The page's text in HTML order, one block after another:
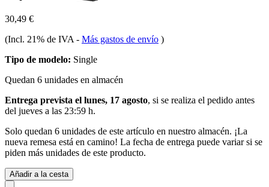
30,49 €
(Incl. 21% de IVA - Más gastos de envío )
Tipo de modelo: Single
Quedan 6 unidades en almacén
Entrega prevista el lunes, 17 agosto, si se realiza el pedido antes
del jueves a las 23:59 h.
Solo quedan 6 unidades de este artículo en nuestro almacén. ¡La
nueva remesa está en camino! La fecha de entrega puede variar si se
piden más unidades de este producto.
Añadir a la cesta